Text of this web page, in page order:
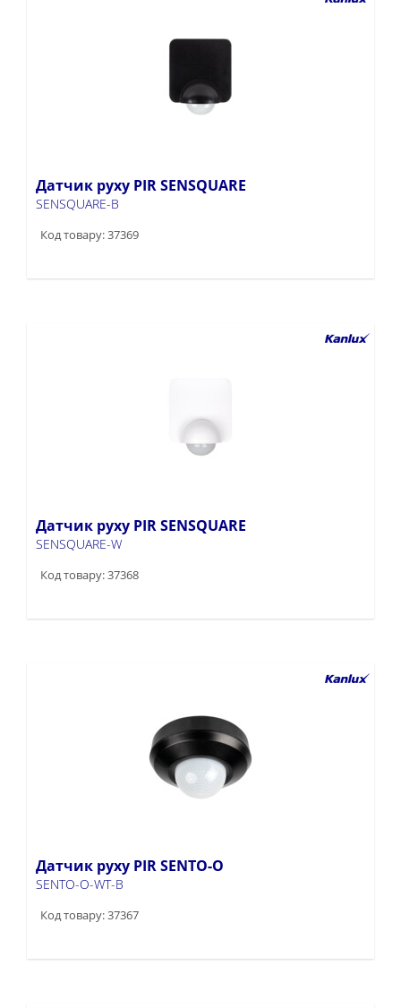
Датчик руху PIR SENSQUARE
SENSQUARE-B
Код товару: 37369
Датчик руху PIR SENSQUARE
SENSQUARE-W
Код товару: 37368
Датчик руху PIR SENTO-O
SENTO-O-WT-B
Код товару: 37367